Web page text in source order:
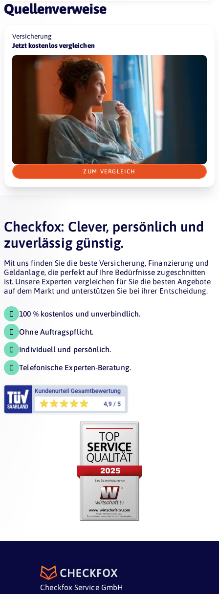
Quellenverweise
Versicherung
Jetzt kostenlos vergleichen
ZUM VERGLEICH
Jetzt kostenlos vergleichen
JETZT ANGEBOTE VERGLEICHEN
Checkfox: Clever, persönlich und
zuverlässig günstig.
Mit uns finden Sie die beste Versicherung, Finanzierung und
Geldanlage, die perfekt auf Ihre Bedürfnisse zugeschnitten
ist. Unsere Experten vergleichen für Sie die besten Angebote
auf dem Markt und unterstützen Sie bei ihrer Entscheidung.
 100 % kostenlos und unverbindlich.
 Ohne Auftragspflicht.
 Individuell und persönlich.
 Telefonische Experten-Beratung.
Checkfox Service GmbH